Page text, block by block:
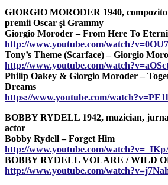
GIORGIO MORODER 1940,
premii Oscar şi Grammy
Giorgio Moroder – From Here To
http://www.youtube.com/
Tony’s Theme (Scarface) – Giorgio
http://www.youtube.com/
Philip Oakey & Giorgio Moroder –
Dreams
https://www.youtube.com/
BOBBY RYDELL 1942, muzician,
actor
Bobby Rydell – Forget Him
http://www.youtube.com/
BOBBY RYDELL VOLARE / WILD
http://www.youtube.com/